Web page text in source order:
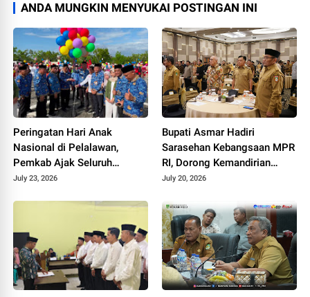
ANDA MUNGKIN MENYUKAI POSTINGAN INI
Peringatan Hari Anak
Nasional di Pelalawan,
Pemkab Ajak Seluruh
Elemen Wujudkan Generasi
July 23, 2026
Bupati Asmar Hadiri
Sarasehan Kebangsaan MPR
RI, Dorong Kemandirian
Fiskal Daerah
July 20, 2026